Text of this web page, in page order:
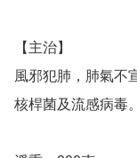
【主治】
風邪犯肺，肺氣不
核桿菌及流感病毒。